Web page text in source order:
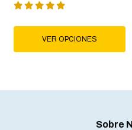
VER OPCIONES
Sobre